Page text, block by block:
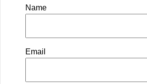
Name
Email